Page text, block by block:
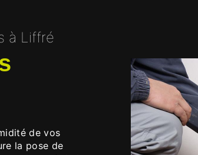
à Liffré
de vos
la pose de